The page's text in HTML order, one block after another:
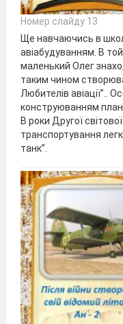
Номер слайду 13
Ще навчаючись в
авіабудуванням. В той
маленький Олег
таким чином
Любителів авіації”..
конструюванням
В роки Другої
транспортування
танк”.